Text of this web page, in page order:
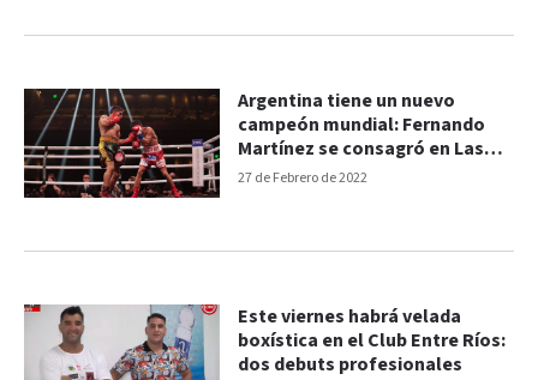
27 de Febrero de 2022
Argentina tiene un nuevo
campeón mundial: Fernando
Martínez se consagró en Las
Vegas
Este viernes habrá velada
boxística en el Club Entre Ríos:
dos debuts profesionales